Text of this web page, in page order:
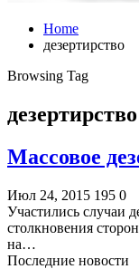
Home
дезертирство
Browsing Tag
дезертирство
Массовое
Июл 24, 2015 195 0
Участились случаи
столкновения
на…
Последние новости